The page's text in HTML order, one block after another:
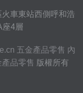
車東站西側呼和浩
座4層
五金產品零售 內
產品零售 版權所有